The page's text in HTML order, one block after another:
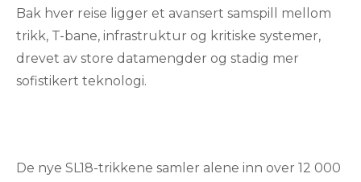
Bak hver reise ligger et avansert samspill mellom
trikk, T-bane, infrastruktur og kritiske systemer,
drevet av store datamengder og stadig mer
sofistikert teknologi.
De nye SL18-trikkene samler alene inn over 12 000